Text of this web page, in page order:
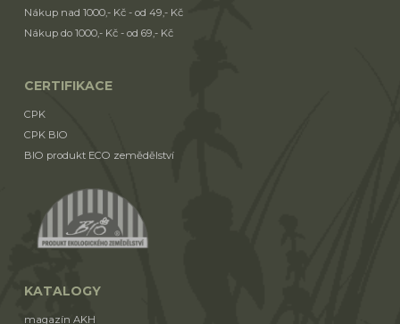
Nákup nad 1000,- Kč - od 49,- Kč
Nákup do 1000,- Kč - od 69,- Kč
CERTIFIKACE
CPK
CPK BIO
BIO produkt ECO zemědělství
KATALOGY
magazín AKH